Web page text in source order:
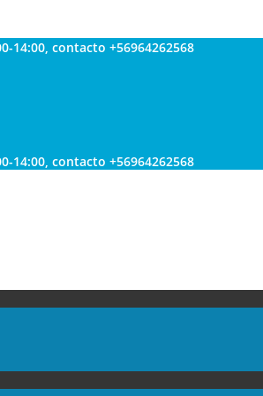
14:00, contacto +56964262568
14:00, contacto +56964262568